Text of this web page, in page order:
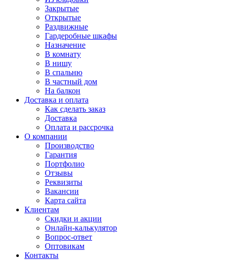
Закрытые
Открытые
Раздвижные
Гардеробные шкафы
Назначение
В комнату
В нишу
В спальню
В частный дом
На балкон
Доставка и оплата
Как сделать заказ
Доставка
Оплата и рассрочка
О компании
Производство
Гарантия
Портфолио
Отзывы
Реквизиты
Вакансии
Карта сайта
Клиентам
Скидки и акции
Онлайн-калькулятор
Вопрос-ответ
Оптовикам
Контакты